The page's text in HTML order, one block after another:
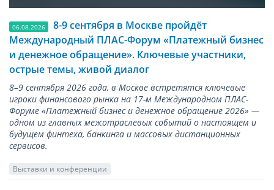
06.08.2026
8-9 сентября в Москве пройдёт
Международный ПЛАС-Форум «Платежный бизнес
и денежное обращение». Ключевые участники,
острые темы, живой диалог
8–9 сентября 2026 года, в Москве встретятся ключевые
игроки финансового рынка на 17-м Международном ПЛАС-
Форуме «Платежный бизнес и денежное обращение 2026» —
одном из главных межотраслевых событий о настоящем и
будущем финтеха, банкинга и массовых дистанционных
сервисов.
Выставки и конференции